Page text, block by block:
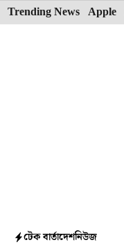
Skip
to
Trending News Apple
টেক বার্তাদেশনিউজ